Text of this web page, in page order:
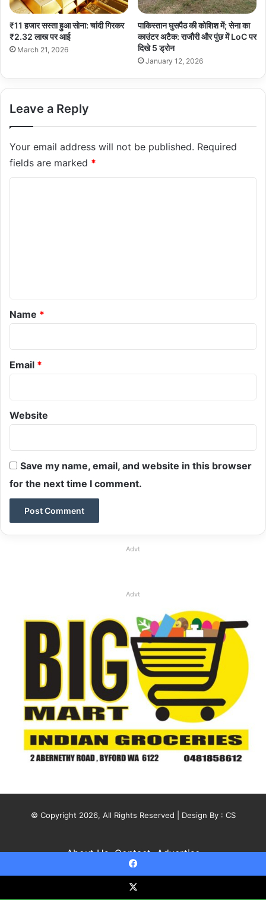
₹11 हजार सस्ता हुआ सोना: चांदी गिरकर
₹2.32 लाख पर आई
March 21, 2026
पाकिस्तान घुसपैठ की कोशिश में; सेना का
काउंटर अटैक: राजौरी और पुंछ में LoC पर
दिखे 5 ड्रोन
January 12, 2026
Leave a Reply
Your email address will not be published. Required
fields are marked *
*
Name *
Email *
Website
Save my name, email, and website in this browser
for the next time I comment.
Advt
Advt
© Copyright 2026, All Rights Reserved | Design By : CS
About Us Contact Advertise
Facebook